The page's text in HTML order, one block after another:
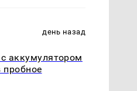
день назад
аккумулятором
пробное